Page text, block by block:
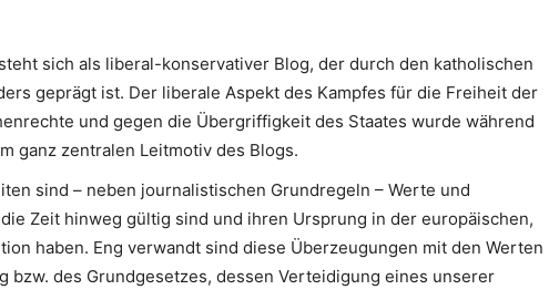
sich als liberal-konservativer Blog, der durch den katholischen
geprägt ist. Der liberale Aspekt des Kampfes für die Freiheit der
und gegen die Übergriffigkeit des Staates wurde während
ganz zentralen Leitmotiv des Blogs.
sind – neben journalistischen Grundregeln – Werte und
Zeit hinweg gültig sind und ihren Ursprung in der europäischen,
haben. Eng verwandt sind diese Überzeugungen mit den Werten
bzw. des Grundgesetzes, dessen Verteidigung eines unserer